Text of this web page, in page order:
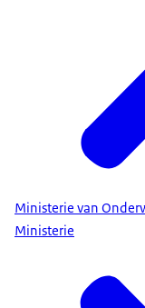
Ministerie van
Ministerie